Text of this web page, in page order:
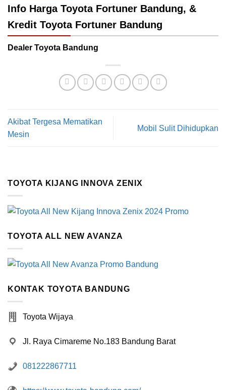
Info Harga Toyota Fortuner Bandung, &
Kredit Toyota Fortuner Bandung
Dealer Toyota Bandung
Akibat Tergesa Mematikan
Mesin
Mobil Sulit Dihidupkan
TOYOTA KIJANG INNOVA ZENIX
TOYOTA ALL NEW AVANZA
KONTAK TOYOTA BANDUNG
Toyota Wijaya
Jl. Raya Cimareme No.183 Bandung Barat
081222867711